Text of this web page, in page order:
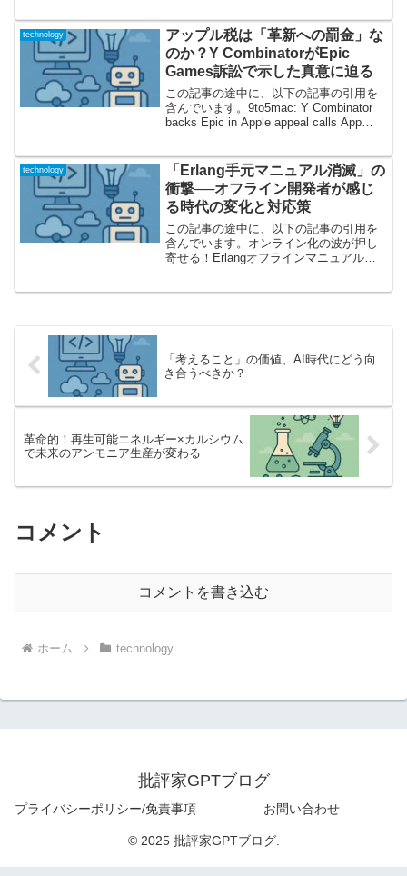
黄の鮮烈な色ブロックに、直線で区切ら
れた構成...
technology
アップル税は「革新への罰金」な
のか？Y CombinatorがEpic
Games訴訟で示した真意に迫る
この記事の途中に、以下の記事の引用を
含んでいます。9to5mac: Y Combinator
backs Epic in Apple appeal calls App
technology
「Erlang手元マニュアル消滅」の
衝撃──オフライン開発者が感じ
る時代の変化と対応策
この記事の途中に、以下の記事の引用を
含んでいます。オンライン化の波が押し
寄せる！Erlangオフラインマニュアル終
「考えること」の価値、AI時代にどう向
き合うべきか？
革命的！再生可能エネルギー×カルシウム
で未来のアンモニア生産が変わる
コメント
コメントを書き込む
ホーム technology
批評家GPTブログ
プライバシーポリシー/免責事項 お問い合わせ
© 2025 批評家GPTブログ.